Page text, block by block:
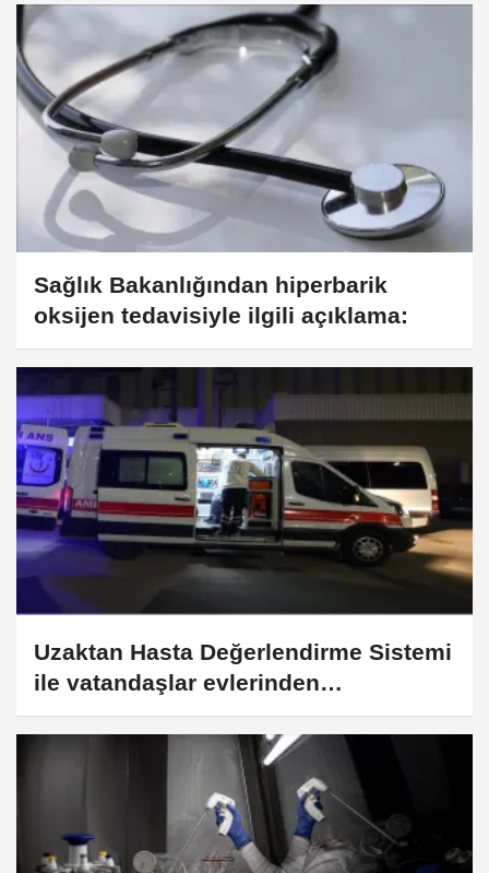
Sağlık Bakanlığından hiperbarik
oksijen tedavisiyle ilgili açıklama:
Uzaktan Hasta Değerlendirme Sistemi
ile vatandaşlar evlerinden
danışmanlık hizmeti alabiliyor